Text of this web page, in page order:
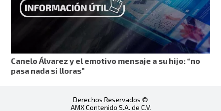
Canelo Álvarez y el emotivo mensaje a su hijo: “no
pasa nada si lloras”
Derechos Reservados ©
AMX Contenido S.A. de C.V.